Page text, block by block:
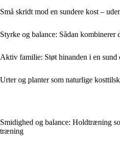
Små skridt mod en sundere kost –
Styrke og balance: Sådan
Aktiv familie: Støt hinanden i en sund
Urter og planter som naturlige
Smidighed og balance: Holdtræning
træning